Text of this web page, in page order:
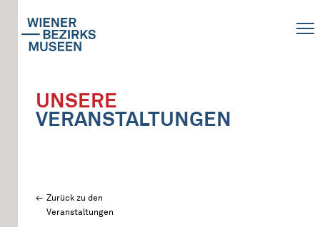
UNSERE
VERANSTALTUNGEN
Zurück zu den
Veranstaltungen